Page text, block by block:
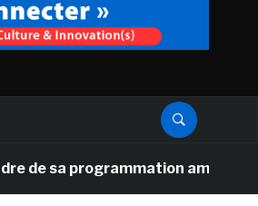
programmation américaine,